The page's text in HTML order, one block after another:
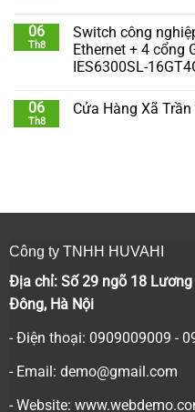
06
Th8
Switch công
Ethernet + 4 cổng
IES6300SL-
06
Th8
Cửa Hàng Xã
Công ty TNHH HUVAHI
Địa chỉ: Số 29 ngõ 18 Lương
Đông, Hà Nội
- Điện thoại: 0909009009 -
- Email: demo@gmail.com
- Website: